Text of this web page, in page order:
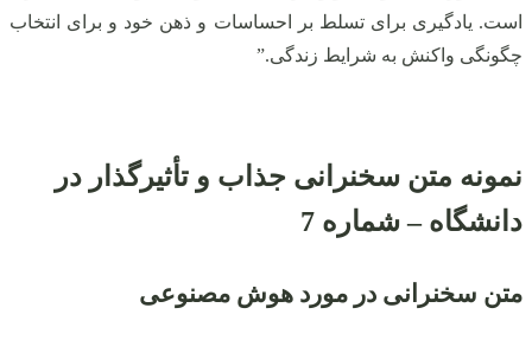
است. یادگیری برای تسلط بر احساسات و ذهن خود و برای انتخاب
چگونگی واکنش به شرایط زندگی.”
نمونه متن سخنرانی جذاب و تأثیرگذار در
دانشگاه – شماره 7
متن سخنرانی در مورد هوش مصنوعی